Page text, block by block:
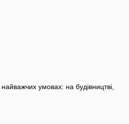
умовах: на будівництві,